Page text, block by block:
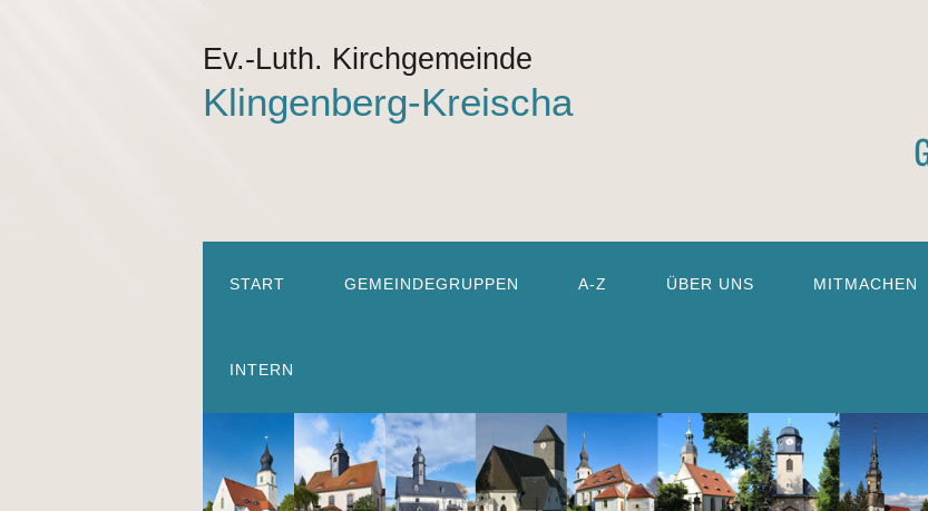
Ev.-Luth. Kirchgemeinde
Klingenberg-Kreischa
START GEMEINDEGRUPPEN A-Z ÜBER UNS MITMACHEN
INTERN